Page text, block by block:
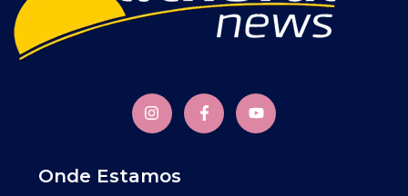
Onde Estamos